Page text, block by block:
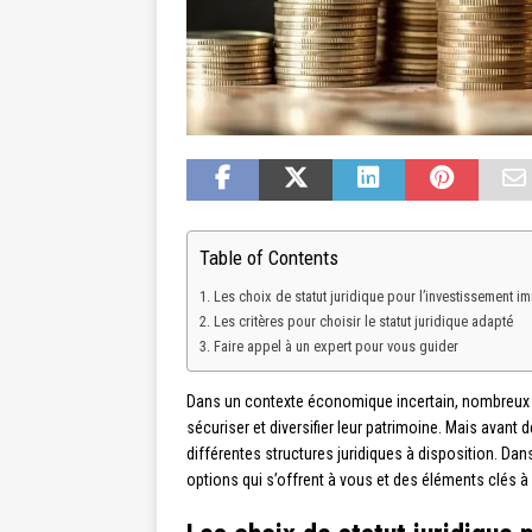
Table of Contents
Les choix de statut juridique pour l’investissement
Les critères pour choisir le statut juridique adapté
Faire appel à un expert pour vous guider
Dans un contexte économique incertain,
sécuriser et diversifier leur patrimoine. Mais avant
différentes structures juridiques à disposition.
options qui s’offrent à vous et des éléments clés